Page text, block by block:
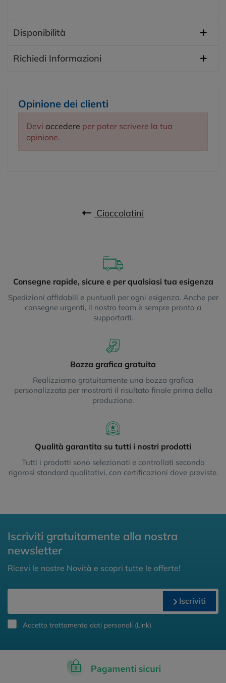
Disponibilità
Richiedi Informazioni
Opinione dei clienti
Devi accedere per poter scrivere la tua
opinione.
Cioccolatini
Consegne rapide, sicure e per qualsiasi tua esigenza
Spedizioni affidabili e puntuali per ogni esigenza. Anche per
consegne urgenti, il nostro team è sempre pronto a
supportarti.
Bozza grafica gratuita
Realizziamo gratuitamente una bozza grafica
personalizzata per mostrarti il risultato finale prima della
produzione.
Qualità garantita su tutti i nostri prodotti
Tutti i prodotti sono selezionati e controllati secondo
rigorosi standard qualitativi, con certificazioni dove previste.
Iscriviti gratuitamente alla nostra
newsletter
Ricevi le nostre Novità e scopri tutte le offerte!
Iscriviti
Accetto trattamento dati personali (Link)